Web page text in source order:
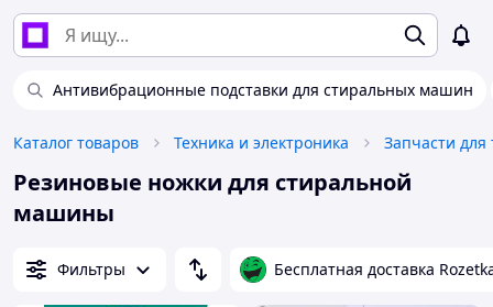
Антивибрационные подставки для стиральных машин
Каталог товаров Техника и электроника
Резиновые ножки для стиральной
машины
Фильтры Бесплатная доставка